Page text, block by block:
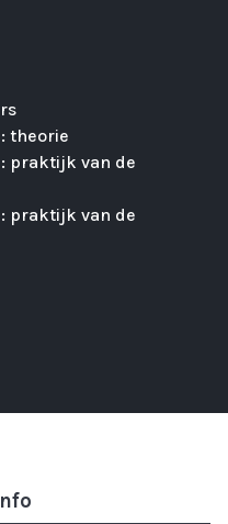
theorie
praktijk van de
praktijk van de